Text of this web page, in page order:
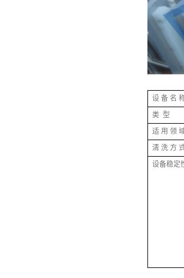
设 备 名
类 型
适 用 领
清 洗 方
设备稳定